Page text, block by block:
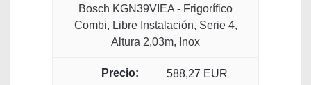
Bosch KGN39VIEA - Frigorífico
Combi, Libre Instalación, Serie 4,
Altura 2,03m, Inox
588,27 EUR